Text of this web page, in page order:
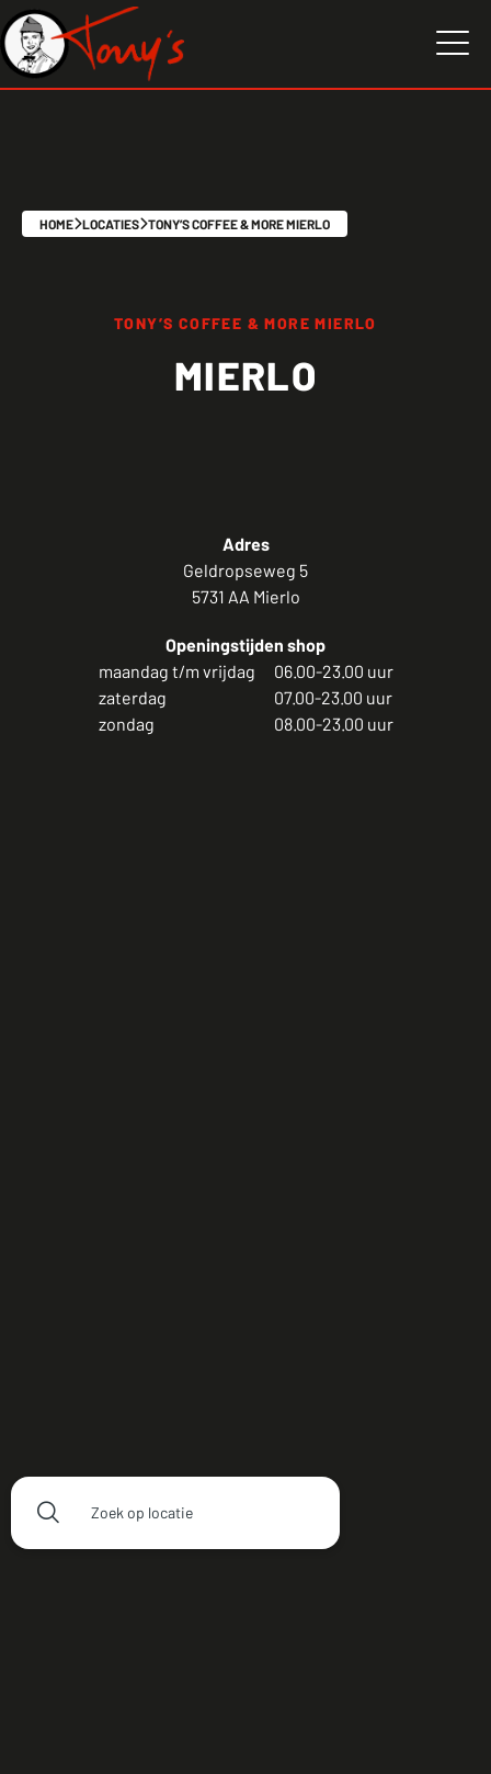
HOME LOCATIES TONY’S COFFEE & MORE MIERLO
TONY’S COFFEE & MORE MIERLO
MIERLO
Adres
Geldropseweg 5
5731 AA Mierlo
Openingstijden shop
maandag t/m vrijdag
06.00-23.00 uur
zaterdag
07.00-23.00 uur
zondag
08.00-23.00 uur